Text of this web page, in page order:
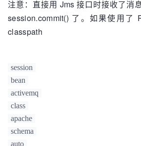
注意：直接用 Jms 接口时接收了消
session.commit() 了。如果使用了
classpath
session
bean
activemq
class
apache
schema
auto